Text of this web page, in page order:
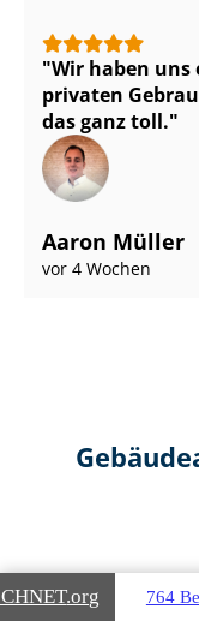
Wir haben
privaten
das ganz toll.
Aaron Müller
vor 4 Wochen
.org 764